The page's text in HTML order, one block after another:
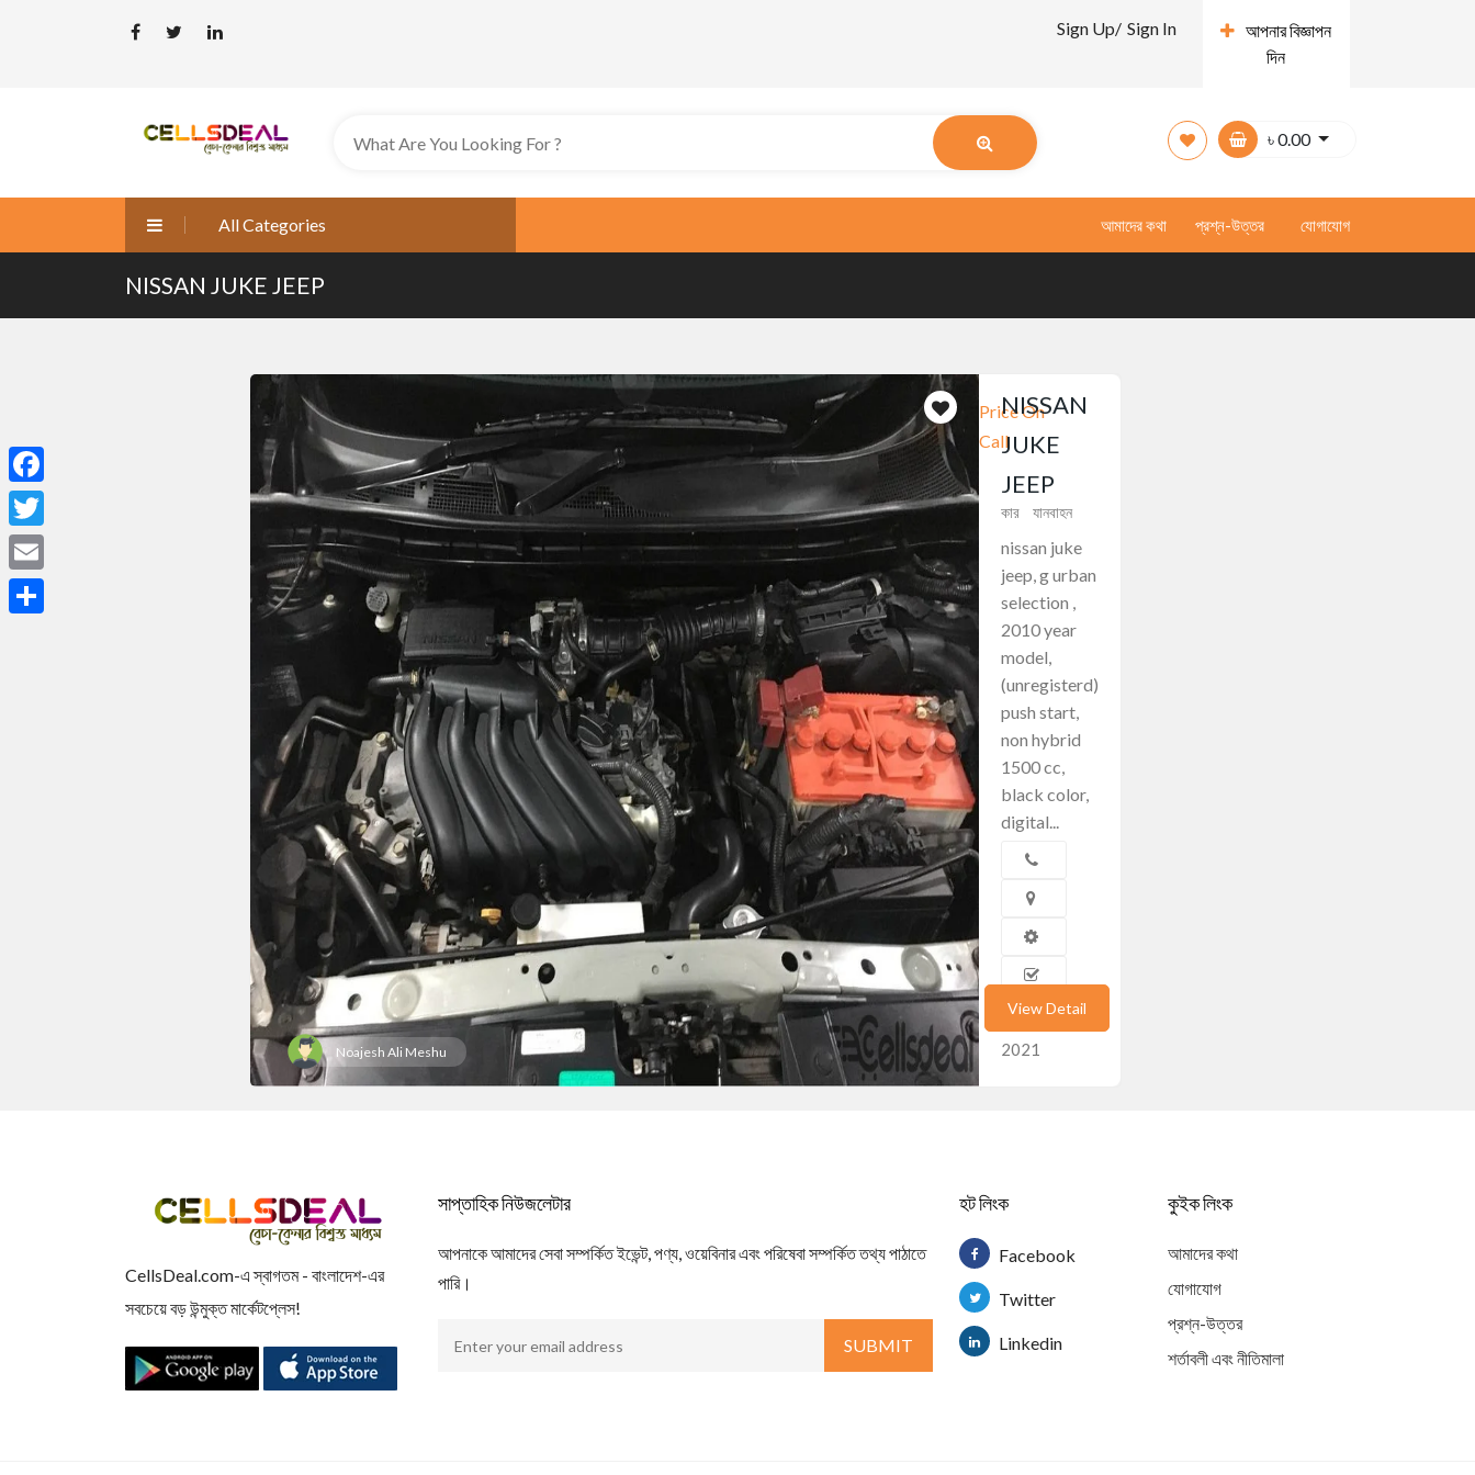
Sign Up/ Sign In
আপনার বিজ্ঞাপন
দিন
৳0.00
All Categories আমাদের কথা প্রশ্ন-উত্তর যোগাযোগ
NISSAN JUKE JEEP
Noajesh Ali Meshu
Price On
Call
NISSAN
JUKE
JEEP
কার যানবাহন
nissan juke
jeep, g urban
selection ,
2010 year
model,
(unregisterd)
push start,
non hybrid
1500 cc,
black color,
digital...
April 24,
2021
View Detail
CellsDeal.com-এ স্বাগতম - বাংলাদেশ-এর
সবচেয়ে বড় উন্মুক্ত মার্কেটপ্লেস!
সাপ্তাহিক নিউজলেটার
আপনাকে আমাদের সেবা সম্পর্কিত ইভেন্ট, পণ্য, ওয়েবিনার এবং পরিষেবা সম্পর্কিত তথ্য পাঠাতে
পারি।
হট লিংক
Facebook
Twitter
Linkedin
কুইক লিংক
আমাদের কথা
যোগাযোগ
প্রশ্ন-উত্তর
শর্তাবলী এবং নীতিমালা
Facebook
Twitter
Email